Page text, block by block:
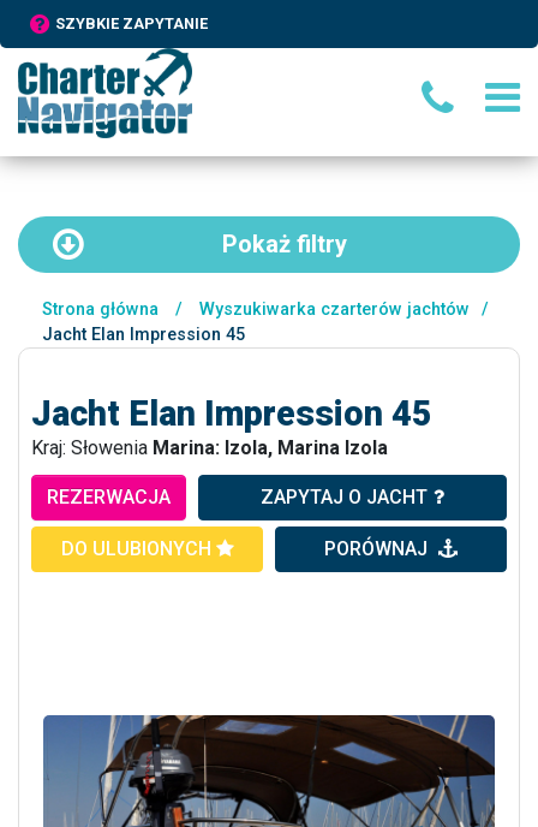
SZYBKIE ZAPYTANIE
Pokaż filtry
Strona główna / Wyszukiwarka czarterów jachtów
/
Jacht Elan Impression 45
Jacht Elan Impression 45
Kraj: Słowenia Marina: Izola, Marina Izola
REZERWACJA ZAPYTAJ O JACHT
DO ULUBIONYCH PORÓWNAJ